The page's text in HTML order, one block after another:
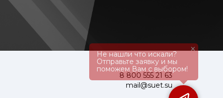
8 800 555 21 63
mail@suet.su
Не нашли что искали?
Отправьте заявку и мы
поможем Вам с выбором!
×